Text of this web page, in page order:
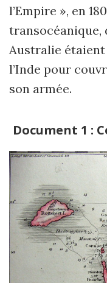
l’Empire », en
transocéanique,
Australie étaient
l’Inde pour
son armée.
Document 1 :